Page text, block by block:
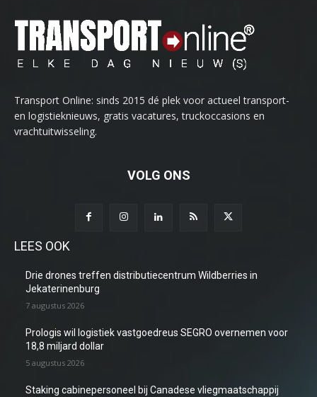
Transport Online: sinds 2015 dé plek voor actueel transport-
en logistieknieuws, gratis vacatures, truckoccasions en
vrachtuitwisseling.
VOLG ONS
LEES OOK
Drie drones treffen distributiecentrum Wildberries in
Jekaterinenburg
7 augustus 2026
Prologis wil logistiek vastgoedreus SEGRO overnemen voor
18,8 miljard dollar
5 augustus 2026
Staking cabinepersoneel bij Canadese vliegmaatschappij